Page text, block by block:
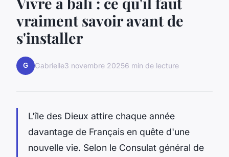
vraiment savoir avant de
s'installer
G Gabrielle3 novembre 20256 min de lecture
L'île des Dieux attire chaque année
davantage de Français en quête d'une
nouvelle vie. Selon le Consulat général de